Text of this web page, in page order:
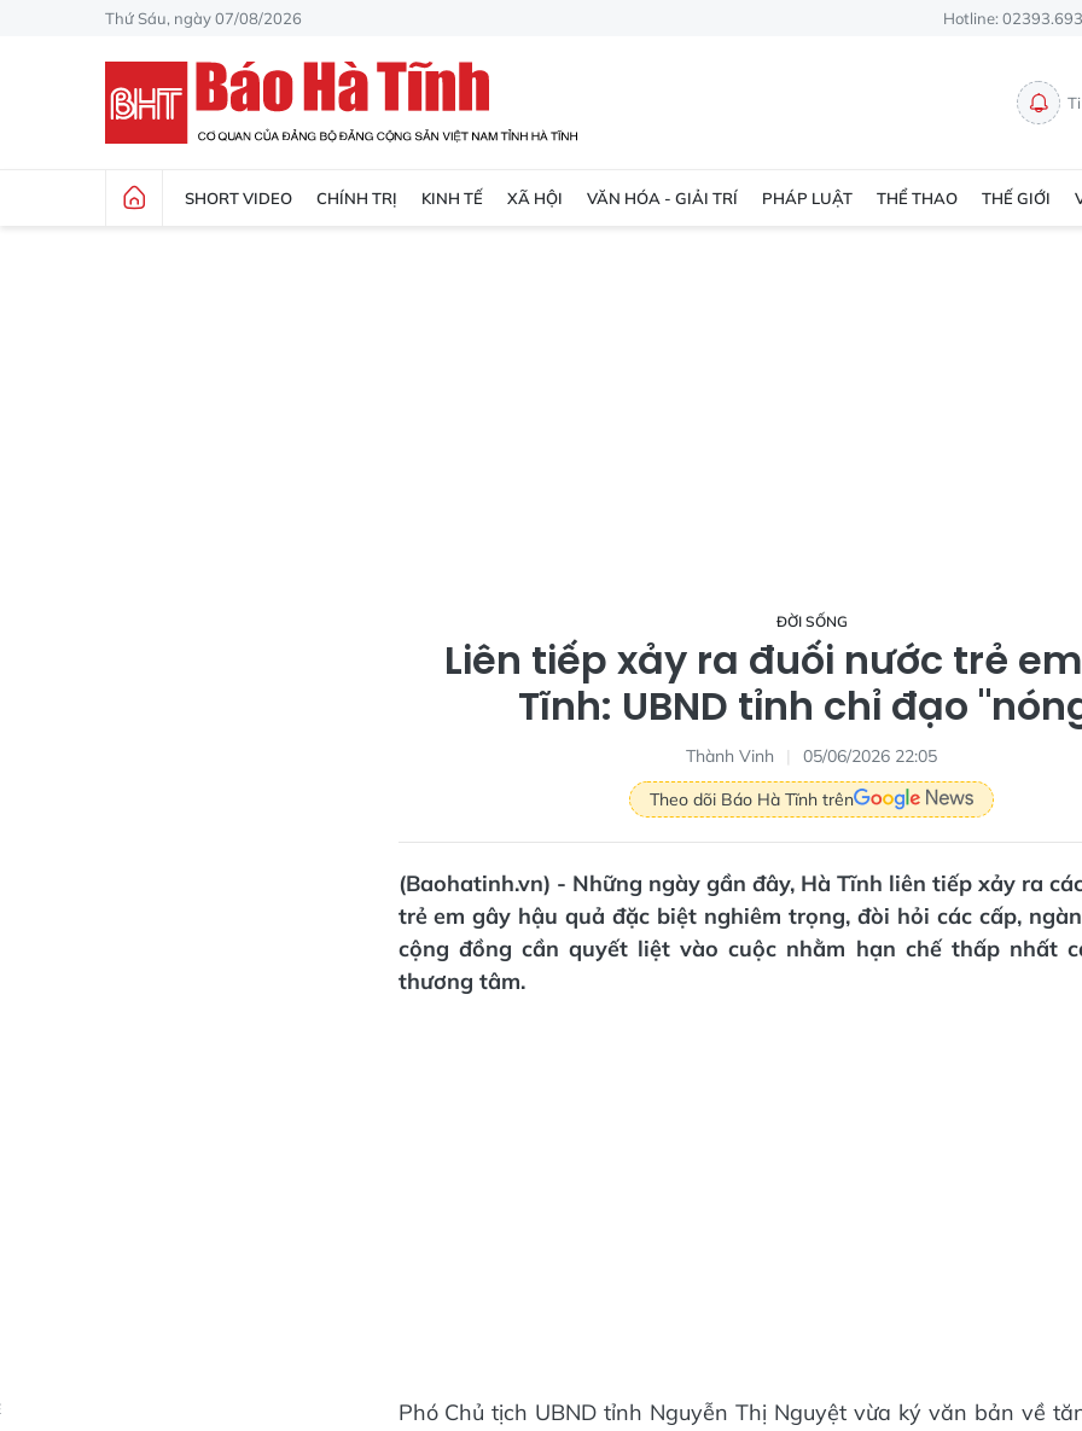
Thứ Sáu, ngày 07/08/2026 Hotline:
SHORT VIDEO CHÍNH TRỊ KINH TẾ XÃ HỘI VĂN HÓA - GIẢI TRÍ PHÁP LUẬT THỂ THAO THẾ GIỚI
ĐỜI SỐNG
Liên tiếp xảy ra đuối nước trẻ
Tĩnh: UBND tỉnh chỉ đạo
Thành Vinh
05/06/2026 22:05
Theo dõi Báo Hà Tĩnh trên
(Baohatinh.vn) - Những ngày gần đây, Hà Tĩnh liên tiếp xảy ra
trẻ em gây hậu quả đặc biệt nghiêm trọng, đòi hỏi các cấp,
cộng đồng cần quyết liệt vào cuộc nhằm hạn chế thấp nhất
thương tâm.
Phó Chủ tịch UBND tỉnh Nguyễn Thị Nguyệt vừa ký văn bản về